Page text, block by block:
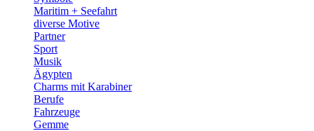
Maritim + Seefahrt
diverse Motive
Partner
Sport
Musik
Ägypten
Charms mit Karabiner
Berufe
Fahrzeuge
Gemme